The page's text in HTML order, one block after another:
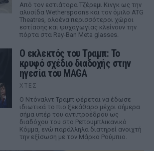
Από τον εστιάτορα Τζέρεμι Κινγκ ως την
αλυσίδα Wetherspoons και τον όμιλο ATG
Theatres, ολοένα περισσότεροι χώροι
εστίασης και ψυχαγωγίας κλείνουν την
πόρτα στα Ray-Ban Meta glasses.
Ο εκλεκτός του Τραμπ: Το
κρυφό σχέδιο διαδοχής στην
ηγεσία του MAGA
ΧΤΕΣ
Ο Ντόναλντ Τραμπ φέρεται να έδωσε
ιδιωτικά το πιο ξεκάθαρο μέχρι σήμερα
σήμα υπέρ του αντιπροέδρου ως
διαδόχου του στο Ρεπουμπλικανικό
Κόμμα, ενώ παράλληλα διατηρεί ανοιχτή
την εξίσωση με τον Μάρκο Ρούμπιο.